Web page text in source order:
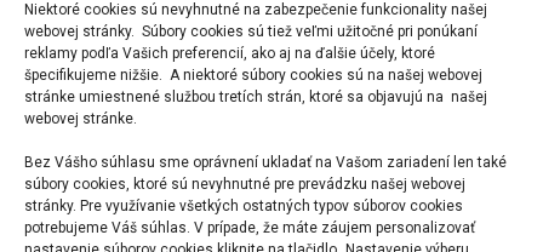
Niektoré cookies sú nevyhnutné na zabezpečenie funkcionality našej
webovej stránky. Súbory cookies sú tiež veľmi užitočné pri ponúkaní
reklamy podľa Vašich preferencií, ako aj na ďalšie účely, ktoré
špecifikujeme nižšie. A niektoré súbory cookies sú na našej webovej
stránke umiestnené službou tretích strán, ktoré sa objavujú na našej
webovej stránke.
Bez Vášho súhlasu sme oprávnení ukladať na Vašom zariadení len také
súbory cookies, ktoré sú nevyhnutné pre prevádzku našej webovej
stránky. Pre využívanie všetkých ostatných typov súborov cookies
potrebujeme Váš súhlas. V prípade, že máte záujem personalizovať